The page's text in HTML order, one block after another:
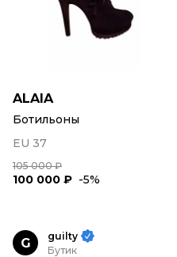
ALAIA
Ботильоны
EU 37
105 000 ₽
100 000 ₽ -5%
G
guilty
Бутик